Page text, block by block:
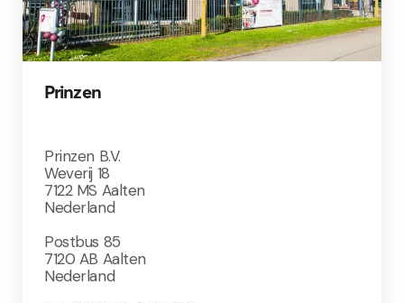
Prinzen
Prinzen B.V.
Weverij 18
7122 MS Aalten
Nederland
Postbus 85
7120 AB Aalten
Nederland